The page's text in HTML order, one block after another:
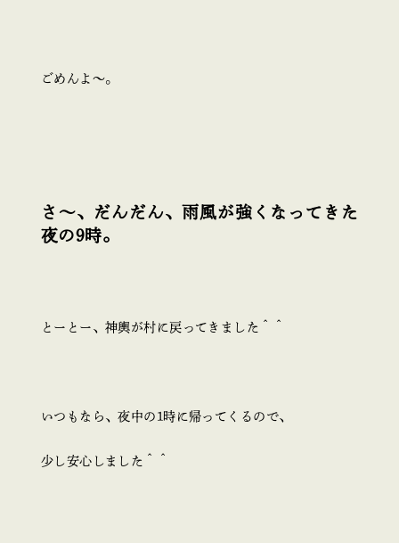
ごめんよ～。
さ～、だんだん、雨風が強くなってきた
夜の9時。
とーとー、神輿が村に戻ってきました＾＾
いつもなら、夜中の1時に帰ってくるので、
少し安心しました＾＾